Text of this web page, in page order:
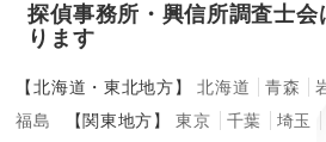
探偵事務所・興信所調査士
ります
【北海道・東北地方】 北海道 青森
福島
【関東地方】 東京 千葉 埼玉